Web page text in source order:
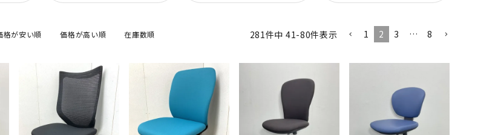
格が安い順 価格が高い順 在庫数順 281件中 41-80件表示 1 2 3 … 8